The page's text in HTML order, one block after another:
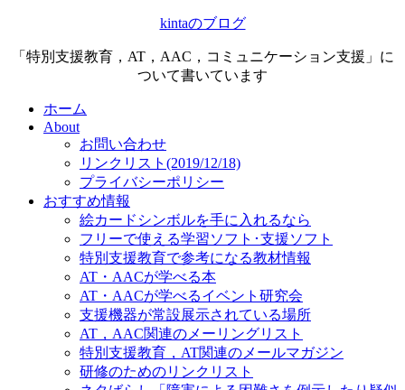
kintaのブログ
「特別支援教育，AT，AAC，コミュニケーション支援」に
ついて書いています
ホーム
About
お問い合わせ
リンクリスト(2019/12/18)
プライバシーポリシー
おすすめ情報
絵カードシンボルを手に入れるなら
フリーで使える学習ソフト･支援ソフト
特別支援教育で参考になる教材情報
AT・AACが学べる本
AT・AACが学べるイベント研究会
支援機器が常設展示されている場所
AT，AAC関連のメーリングリスト
特別支援教育，AT関連のメールマガジン
研修のためのリンクリスト